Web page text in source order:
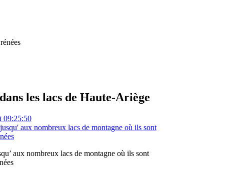
les lacs de Haute-Ariège
09:25:50
aux nombreux lacs de montagne où ils sont